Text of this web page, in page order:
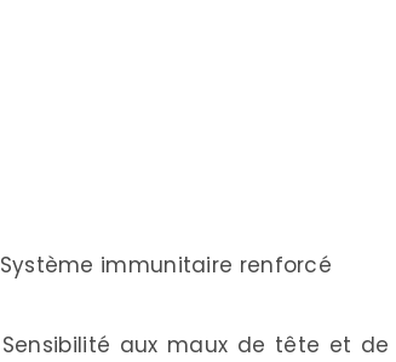
Système immunitaire renforcé
Sensibilité aux maux de tête et de